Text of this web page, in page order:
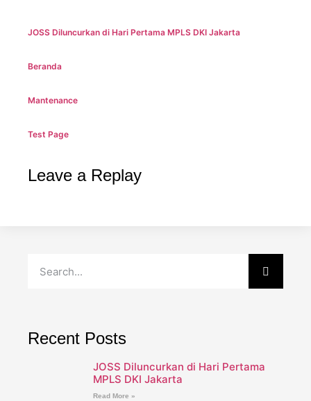
JOSS Diluncurkan di Hari Pertama MPLS DKI Jakarta
Beranda
Mantenance
Test Page
Leave a Replay
Recent Posts
JOSS Diluncurkan di Hari Pertama
MPLS DKI Jakarta
Read More »